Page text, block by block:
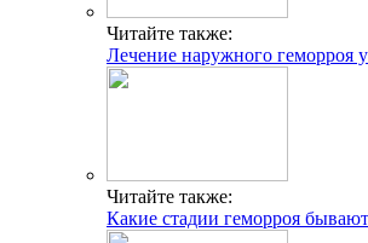
Читайте также:
Лечение наружного геморроя
Читайте также:
Какие стадии геморроя